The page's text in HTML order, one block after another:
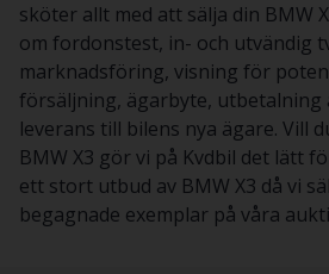
sköter allt med att sälja din BMW
om fordonstest, in- och utvändig
marknadsföring, visning för
försäljning, ägarbyte, utbetalning
leverans till bilens nya ägare. Vill
BMW X3 gör vi på Kvdbil det lätt
ett stort utbud av BMW X3 då vi
begagnade exemplar på våra